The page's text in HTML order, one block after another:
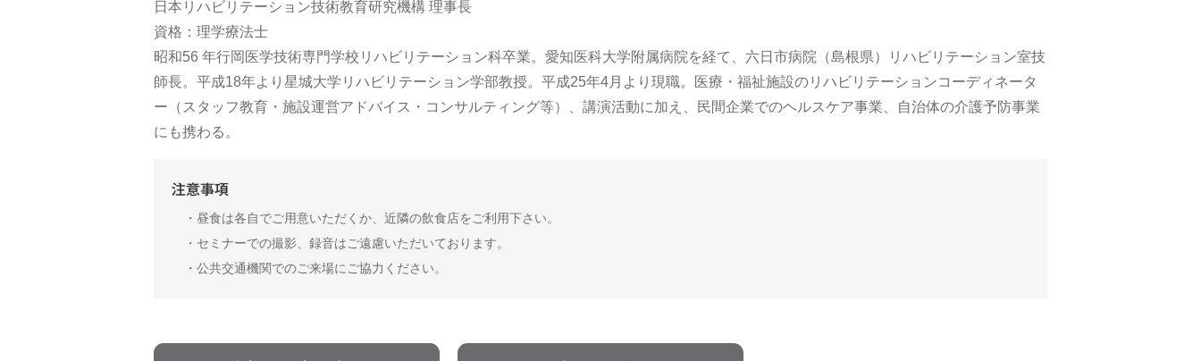
日本リハビリテーション技術教育研究機構 理事長
資格：理学療法士
昭和56 年行岡医学技術専門学校リハビリテーション科卒業。愛知医科大学附属病院を経て、六日市病院（島根県）リハビリテーション室技
師長。平成18年より星城大学リハビリテーション学部教授。平成25年4月より現職。医療・福祉施設のリハビリテーションコーディネータ
ー（スタッフ教育・施設運営アドバイス・コンサルティング等）、講演活動に加え、民間企業でのヘルスケア事業、自治体の介護予防事業
にも携わる。
注意事項
・昼食は各自でご用意いただくか、近隣の飲食店をご利用下さい。
・セミナーでの撮影、録音はご遠慮いただいております。
・公共交通機関でのご来場にご協力ください。